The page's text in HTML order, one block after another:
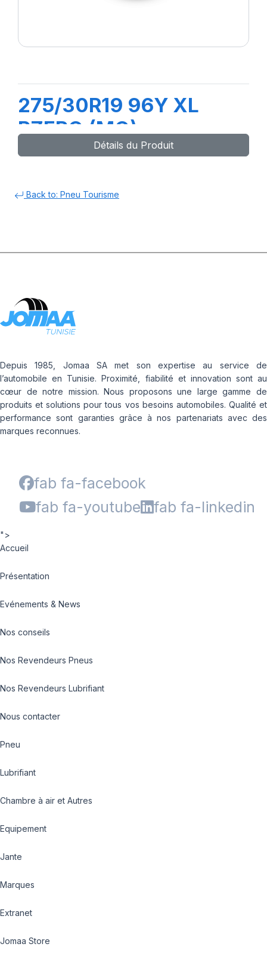
275/30R19 96Y XL
PZERO (MO)
Détails du Produit
Back to: Pneu Tourisme
Depuis 1985, Jomaa SA met son expertise au service de
l’automobile en Tunisie. Proximité, fiabilité et innovation sont au
cœur de notre mission. Nous proposons une large gamme de
produits et solutions pour tous vos besoins automobiles. Qualité et
performance sont garanties grâce à nos partenariats avec des
marques reconnues.
fab fa-facebook
fab fa-youtube
fab fa-linkedin
">
Accueil
Présentation
Evénements & News
Nos conseils
Nos Revendeurs Pneus
Nos Revendeurs Lubrifiant
Nous contacter
Pneu
Lubrifiant
Chambre à air et Autres
Equipement
Jante
Marques
Extranet
Jomaa Store